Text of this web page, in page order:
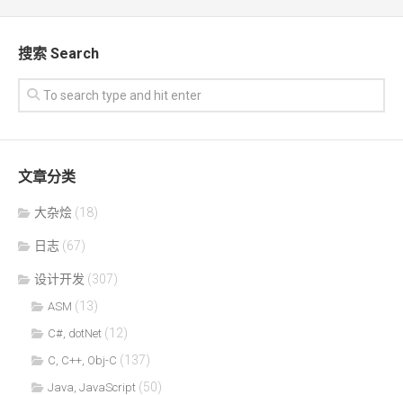
搜索 Search
文章分类
大杂烩 (18)
日志 (67)
设计开发 (307)
ASM (13)
C#, dotNet (12)
C, C++, Obj-C (137)
Java, JavaScript (50)